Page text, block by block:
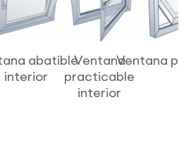
abatible
interior
Ventana
practicable
interior
Ventana